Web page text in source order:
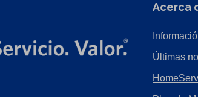
Acerca
Últimas